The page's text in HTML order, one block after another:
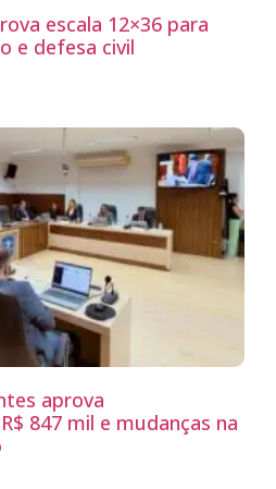
escala 12×36 para
e defesa civil
aprova
847 mil e mudanças na